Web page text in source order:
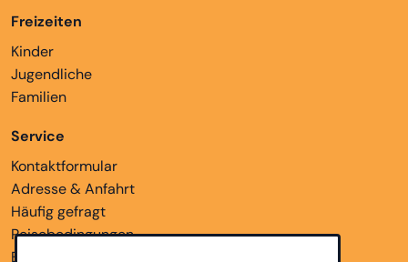
Freizeiten
Kinder
Jugendliche
Familien
Service
Kontaktformular
Adresse & Anfahrt
Häufig gefragt
Reisebedingungen
Bankverbindungen